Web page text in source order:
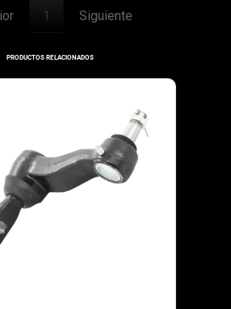
1 Siguiente
PRODUCTOS RELACIONADOS
BUJE